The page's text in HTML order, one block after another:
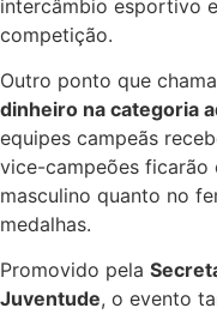
intercâmbio esportivo
competição.
Outro ponto que
dinheiro na categoria
equipes campeãs
vice-campeões ficarão
masculino quanto no
medalhas.
Promovido pela
Juventude, o evento